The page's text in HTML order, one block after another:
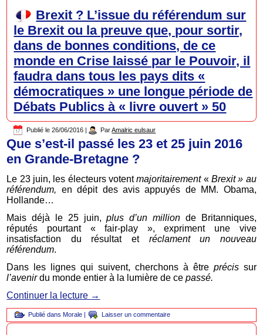
Brexit ? L’issue du référendum sur
le Brexit ou la preuve que, pour sortir,
dans de bonnes conditions, de ce
monde en Crise laissé par le Pouvoir, il
faudra dans tous les pays dits «
démocratiques » une longue période de
Débats Publics à « livre ouvert » 50
Publié le 26/06/2016 Par Amalric eulsaur
Que s’est-il passé les 23 et 25 juin 2016
en Grande-Bretagne ?
Le 23 juin, les électeurs votentmajoritairement« Brexit » au
référendum, en dépit des avis appuyés de MM. Obama,
Hollande…
Mais déjà le 25 juin,plus d’un millionde Britanniques,
réputés pourtant « fair-play », expriment une vive
insatisfaction du résultat et réclament un nouveau
référendum.
Dans les lignes qui suivent, cherchons à être précissur
l’avenirdu monde entier à la lumière de cepassé.
Continuer la lecture →
Publié dans Morale Laisser un commentaire